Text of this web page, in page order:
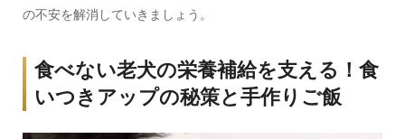
の不安を解消していきましょう。
食べない老犬の栄養補給を支える！食
いつきアップの秘策と手作りご飯